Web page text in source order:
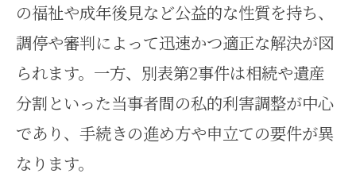
の福祉や成年後見など公益的な性質を持ち、
調停や審判によって迅速かつ適正な解決が図
られます。一方、別表第2事件は相続や遺産
分割といった当事者間の私的利害調整が中心
であり、手続きの進め方や申立ての要件が異
なります。